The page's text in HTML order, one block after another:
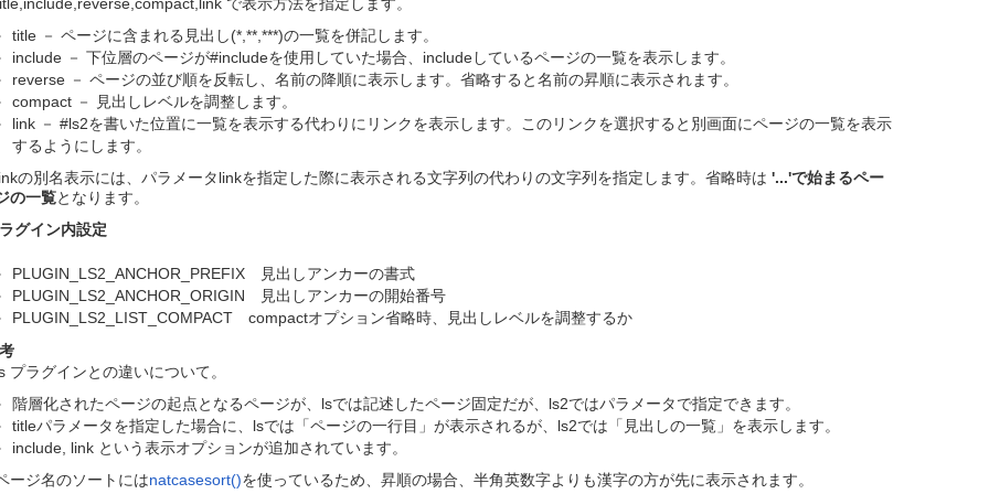
title － ページに含まれる見出し(*,**,***)の一覧を併記します。
include － 下位層のページが#includeを使用していた場合、includeしているページの一覧を表示します。
reverse － ページの並び順を反転し、名前の降順に表示します。省略すると名前の昇順に表示されます。
compact － 見出しレベルを調整します。
link － #ls2を書いた位置に一覧を表示する代わりにリンクを表示します。このリンクを選択すると別画面にページの一覧を表示
するようにします。
の別名表示には、パラメータlinkを指定した際に表示される文字列の代わりの文字列を指定します。省略時は '...'で始まるペー
の一覧となります。
グイン内設定
PLUGIN_LS2_ANCHOR_PREFIX 見出しアンカーの書式
PLUGIN_LS2_ANCHOR_ORIGIN 見出しアンカーの開始番号
PLUGIN_LS2_LIST_COMPACT compactオプション省略時、見出しレベルを調整するか
プラグインとの違いについて。
階層化されたページの起点となるページが、lsでは記述したページ固定だが、ls2ではパラメータで指定できます。
titleパラメータを指定した場合に、lsでは「ページの一行目」が表示されるが、ls2では「見出しの一覧」を表示します。
include, link という表示オプションが追加されています。
ージ名のソートにはnatcasesort()を使っているため、昇順の場合、半角英数字よりも漢字の方が先に表示されます。